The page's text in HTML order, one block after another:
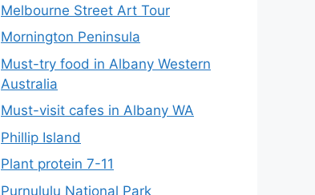
Melbourne Street Art Tour
Mornington Peninsula
Must-try food in Albany Western
Australia
Must-visit cafes in Albany WA
Phillip Island
Plant protein 7-11
Purnululu National Park